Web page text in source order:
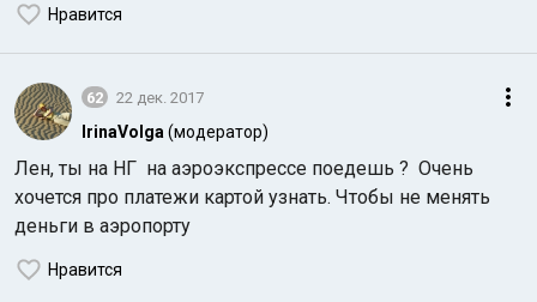
Индийский океан
Нравится
62 22 дек. 2017
IrinaVolga (модератор)
Лен, ты на НГ на аэроэкспрессе поедешь ? Очень
хочется про платежи картой узнать. Чтобы не менять
деньги в аэропорту
Нравится